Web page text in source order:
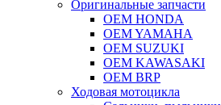
Оригинальные запчасти
OEM HONDA
OEM YAMAHA
OEM SUZUKI
OEM KAWASAKI
OEM BRP
Ходовая мотоцикла